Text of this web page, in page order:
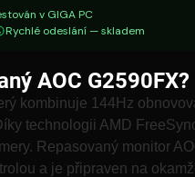
v GIGA PC
Rychlé odeslání — skladem
AOC G2590FX?
kombinuje 144Hz
technologii AMD
Repasovaný monitor
a je připraven na